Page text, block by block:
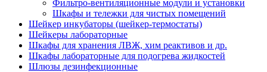
Фильтро-вентиляционные модули и установки
Шкафы и тележки для чистых помещений
Шейкер инкубаторы (шейкер-термостаты)
Шейкеры лабораторные
Шкафы для хранения ЛВЖ, хим реактивов и др.
Шкафы лабораторные для подогрева жидкостей
Шлюзы дезинфекционные